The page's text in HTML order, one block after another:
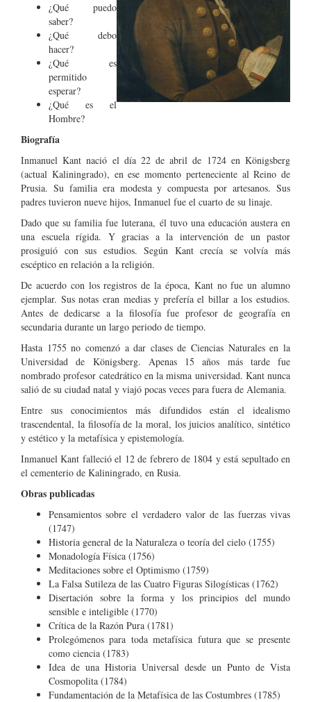
¿Qué puedo
saber?
¿Qué debo
hacer?
¿Qué es
permitido
esperar?
¿Qué es el
Hombre?
Biografía
Inmanuel Kant nació el día 22 de abril de 1724 en Königsberg
(actual Kaliningrado), en ese momento perteneciente al Reino de
Prusia. Su familia era modesta y compuesta por artesanos. Sus
padres tuvieron nueve hijos, Inmanuel fue el cuarto de su linaje.
Dado que su familia fue luterana, él tuvo una educación austera en
una escuela rígida. Y gracias a la intervención de un pastor
prosiguió con sus estudios. Según Kant crecía se volvía más
escéptico en relación a la religión.
De acuerdo con los registros de la época, Kant no fue un alumno
ejemplar. Sus notas eran medias y prefería el billar a los estudios.
Antes de dedicarse a la filosofía fue profesor de geografía en
secundaria durante un largo periodo de tiempo.
Hasta 1755 no comenzó a dar clases de Ciencias Naturales en la
Universidad de Königsberg. Apenas 15 años más tarde fue
nombrado profesor catedrático en la misma universidad. Kant nunca
salió de su ciudad natal y viajó pocas veces para fuera de Alemania.
Entre sus conocimientos más difundidos están el idealismo
trascendental, la filosofía de la moral, los juicios analítico, sintético
y estético y la metafísica y epistemología.
Inmanuel Kant falleció el 12 de febrero de 1804 y está sepultado en
el cementerio de Kaliningrado, en Rusia.
Obras publicadas
Pensamientos sobre el verdadero valor de las fuerzas vivas
(1747)
Historia general de la Naturaleza o teoría del cielo (1755)
Monadología Física (1756)
Meditaciones sobre el Optimismo (1759)
La Falsa Sutileza de las Cuatro Figuras Silogísticas (1762)
Disertación sobre la forma y los principios del mundo
sensible e inteligible (1770)
Crítica de la Razón Pura (1781)
Prolegómenos para toda metafísica futura que se presente
como ciencia (1783)
Idea de una Historia Universal desde un Punto de Vista
Cosmopolita (1784)
Fundamentación de la Metafísica de las Costumbres (1785)